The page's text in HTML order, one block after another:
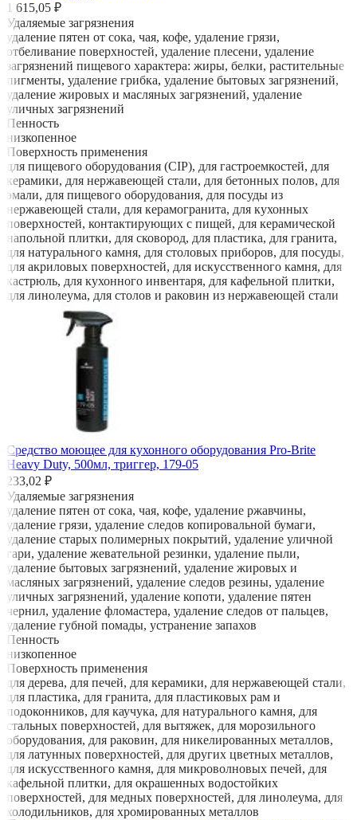
1 615,05 ₽
Удаляемые загрязнения
удаление пятен от сока, чая, кофе, удаление грязи,
отбеливание поверхностей, удаление плесени, удаление
загрязнений пищевого характера: жиры, белки, растительные
пигменты, удаление грибка, удаление бытовых загрязнений,
удаление жировых и масляных загрязнений, удаление
уличных загрязнений
Пенность
низкопенное
Поверхность применения
для пищевого оборудования (CIP), для гастроемкостей, для
керамики, для нержавеющей стали, для бетонных полов, для
эмали, для пищевого оборудования, для посуды из
нержавеющей стали, для керамогранита, для кухонных
поверхностей, контактирующих с пищей, для керамической
напольной плитки, для сковород, для пластика, для гранита,
для натурального камня, для столовых приборов, для посуды,
для акриловых поверхностей, для искусственного камня, для
кастрюль, для кухонного инвентаря, для кафельной плитки,
для линолеума, для столов и раковин из нержавеющей стали
Средство моющее для кухонного оборудования Pro-Brite
Heavy Duty, 500мл, триггер, 179-05
233,02 ₽
Удаляемые загрязнения
удаление пятен от сока, чая, кофе, удаление ржавчины,
удаление грязи, удаление следов копировальной бумаги,
удаление старых полимерных покрытий, удаление уличной
гари, удаление жевательной резинки, удаление пыли,
удаление бытовых загрязнений, удаление жировых и
масляных загрязнений, удаление следов резины, удаление
уличных загрязнений, удаление копоти, удаление пятен
чернил, удаление фломастера, удаление следов от пальцев,
удаление губной помады, устранение запахов
Пенность
низкопенное
Поверхность применения
для дерева, для печей, для керамики, для нержавеющей стали,
для пластика, для гранита, для пластиковых рам и
подоконников, для каучука, для натурального камня, для
стальных поверхностей, для вытяжек, для морозильного
оборудования, для раковин, для никелированных металлов,
для латунных поверхностей, для других цветных металлов,
для искусственного камня, для микроволновых печей, для
кафельной плитки, для окрашенных водостойких
поверхностей, для медных поверхностей, для линолеума, для
холодильников, для хромированных металлов